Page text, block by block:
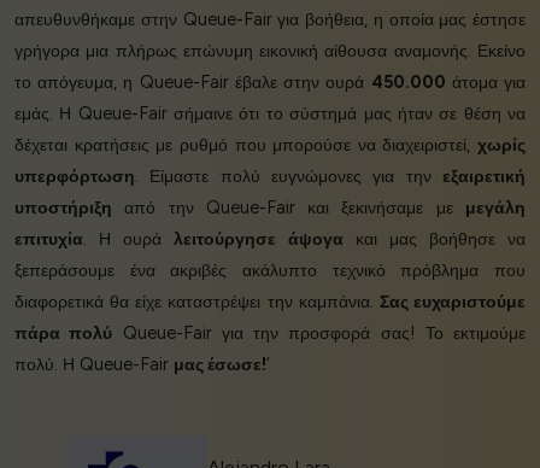
απευθυνθήκαμε στην Queue-Fair για βοήθεια, η οποία μας έστησε
γρήγορα μια πλήρως επώνυμη εικονική αίθουσα αναμονής. Εκείνο
το απόγευμα, η Queue-Fair έβαλε στην ουρά 450.000 άτομα για
εμάς. Η Queue-Fair σήμαινε ότι το σύστημά μας ήταν σε θέση να
δέχεται κρατήσεις με ρυθμό που μπορούσε να διαχειριστεί, χωρίς
υπερφόρτωση. Είμαστε πολύ ευγνώμονες για την εξαιρετική
υποστήριξη από την Queue-Fair και ξεκινήσαμε με μεγάλη
επιτυχία. Η ουράλειτούργησε άψογα και μας βοήθησε να
ξεπεράσουμε ένα ακριβές ακάλυπτο τεχνικό πρόβλημα που
διαφορετικά θα είχε καταστρέψει την καμπάνια. Σας ευχαριστούμε
πάρα πολύ Queue-Fair για την προσφορά σας! Το εκτιμούμε
πολύ. Η Queue-Fair μας έσωσε!’